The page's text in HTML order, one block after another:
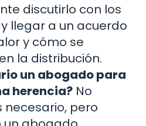
discutirlo con los
llegar a un acuerdo
y cómo se
la distribución.
un abogado para
herencia? No
necesario, pero